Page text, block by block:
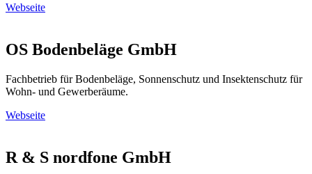
Webseite
OS Bodenbeläge GmbH
Fachbetrieb für Bodenbeläge, Sonnenschutz und Insektenschutz für
Wohn- und Gewerberäume.
Webseite
R & S nordfone GmbH